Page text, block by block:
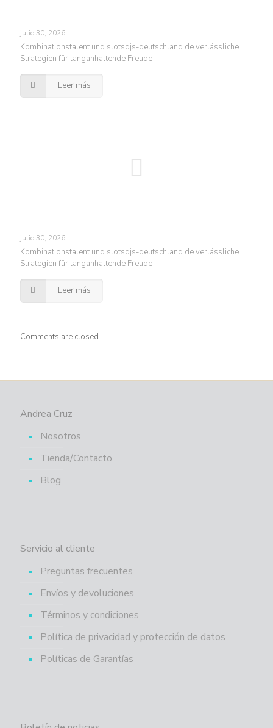
julio 30, 2026
Kombinationstalent und slotsdjs-deutschland.de verlässliche
Strategien für langanhaltende Freude
Leer más
julio 30, 2026
Kombinationstalent und slotsdjs-deutschland.de verlässliche
Strategien für langanhaltende Freude
Leer más
Comments are closed.
Andrea Cruz
Nosotros
Tienda/Contacto
Blog
Servicio al cliente
Preguntas frecuentes
Envíos y devoluciones
Términos y condiciones
Política de privacidad y protección de datos
Políticas de Garantías